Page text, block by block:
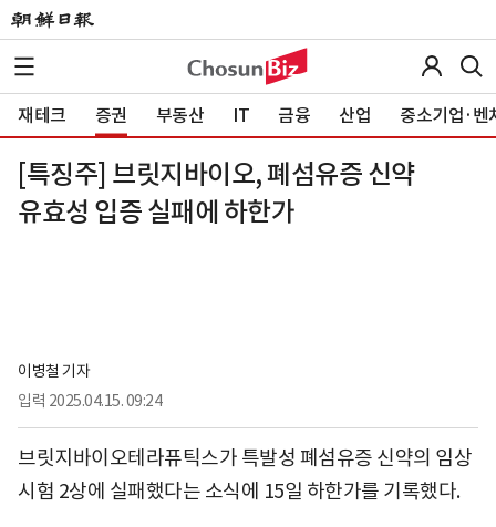
재테크 증권 부동산 IT 금융 산업 중소기업·벤
[특징주] 브릿지바이오, 폐섬유증 신약
유효성 입증 실패에 하한가
이병철 기자
입력 2025.04.15. 09:24
브릿지바이오테라퓨틱스가 특발성 폐섬유증 신약의 임상
시험 2상에 실패했다는 소식에 15일 하한가를 기록했다.